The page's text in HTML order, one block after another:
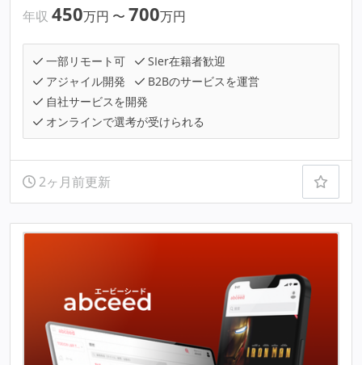
年収 450万円 〜 700万円
一部リモート可
SIer在籍者歓迎
アジャイル開発
B2Bのサービスを運営
自社サービスを開発
オンラインで選考が受けられる
2ヶ月前更新